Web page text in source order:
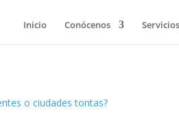
Inicio Conócenos Servicios